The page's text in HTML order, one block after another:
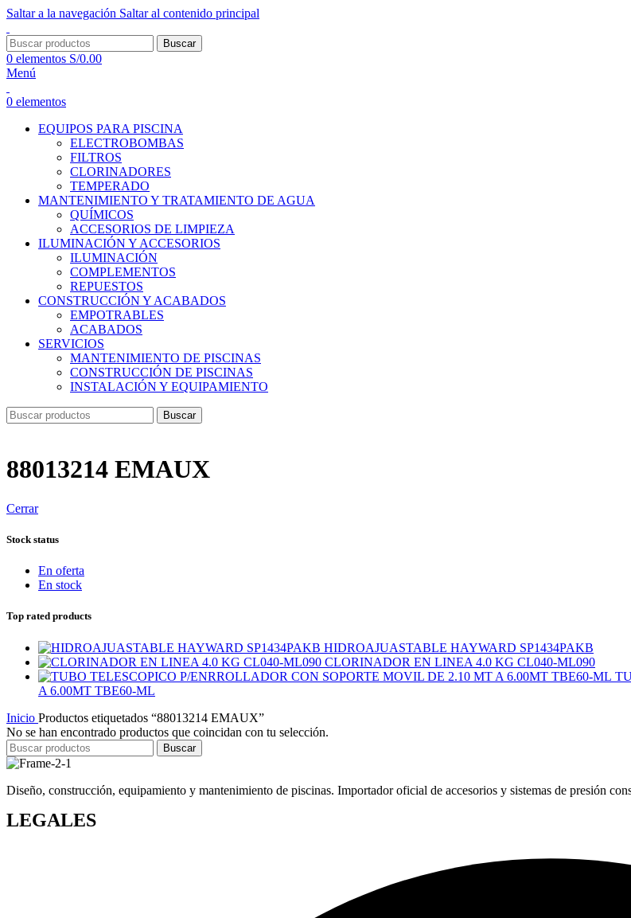
Saltar a la navegación Saltar al contenido principal
Buscar
0 elementos S/0.00
Menú
0 elementos
EQUIPOS PARA PISCINA
ELECTROBOMBAS
FILTROS
CLORINADORES
TEMPERADO
MANTENIMIENTO Y TRATAMIENTO DE AGUA
QUÍMICOS
ACCESORIOS DE LIMPIEZA
ILUMINACIÓN Y ACCESORIOS
ILUMINACIÓN
COMPLEMENTOS
REPUESTOS
CONSTRUCCIÓN Y ACABADOS
EMPOTRABLES
ACABADOS
SERVICIOS
MANTENIMIENTO DE PISCINAS
CONSTRUCCIÓN DE PISCINAS
INSTALACIÓN Y EQUIPAMIENTO
Buscar
88013214 EMAUX
Cerrar
Stock status
En oferta
En stock
Top rated products
HIDROAJUASTABLE HAYWARD SP1434PAKB
CLORINADOR EN LINEA 4.0 KG CL040-ML090
A 6.00MT TBE60-ML
Inicio Productos etiquetados “88013214 EMAUX”
No se han encontrado productos que coincidan con tu selección.
Buscar
Diseño, construcción, equipamiento y mantenimiento de piscinas. Importador oficial de accesorios y sistemas de presión
LEGALES